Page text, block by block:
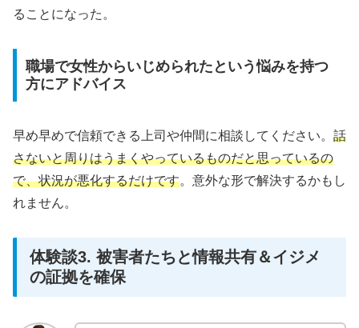
ることになった。
職場で女性からいじめられたという悩みを持つ
方にアドバイス
早め早めで信頼できる上司や仲間に相談してください。 話
さないと周りはうまくやっているものだと思っているの
で、状況が悪化するだけです。意外な形で解決するかもし
れません。
体験談3. 被害者たちと情報共有＆イジメ
の証拠を確保